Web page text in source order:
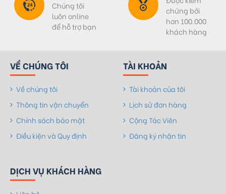
Chúng tôi
luôn online
để hỗ trợ bạn
chứng bởi
hơn 100.000
khách hàng
VỀ CHÚNG TÔI
Về chúng tôi
Thông tin vận chuyển
Chính sách bảo mật
Điều kiện và Quy định
TÀI KHOẢN
Tài khoản của tôi
Lịch sử đơn hàng
Cộng Tác Viên
Đăng ký nhận tin
DỊCH VỤ KHÁCH HÀNG